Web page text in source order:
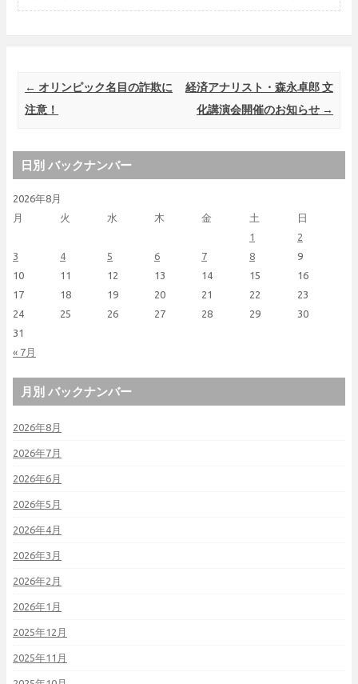
Post navigation
← オリンピック名目の詐欺に
注意！
経済アナリスト・森永卓郎 文
化講演会開催のお知らせ →
日別 バックナンバー
2026年8月
月
火 水 木 金 土 日
« 7月
1
2
3
4 5 6 7 8
9
10
11 12 13 14 15
16
17
18 19 20 21 22
23
24
25 26 27 28 29
30
31
月別 バックナンバー
2026年8月
2026年7月
2026年6月
2026年5月
2026年4月
2026年3月
2026年2月
2026年1月
2025年12月
2025年11月